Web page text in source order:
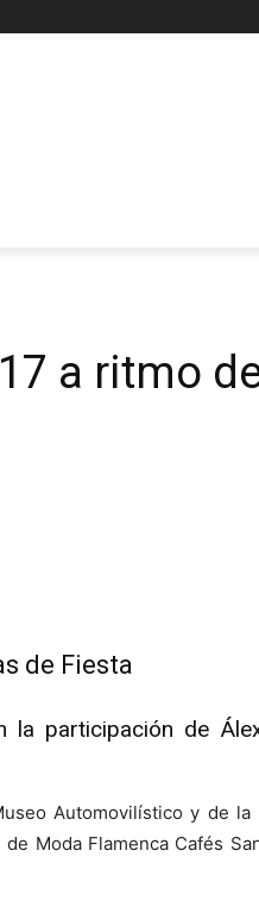
a ritmo
de Fiesta
participación de
Automovilístico y de la
Moda Flamenca Cafés